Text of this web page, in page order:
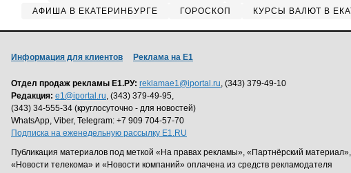
АФИША В ЕКАТЕРИНБУРГЕ
ГОРОСКОП КУРСЫ ВАЛЮТ В
Информация для клиентов Реклама на Е1
Отдел продаж рекламы Е1.РУ: reklamae1@iportal.ru, (343) 379-49-10
Редакция: e1@iportal.ru, (343) 379-49-95,
(343) 34-555-34 (круглосуточно - для новостей)
WhatsApp, Viber, Telegram: +7 909 704-57-70
Подписка на еженедельную рассылку E1.RU
Публикация материалов под меткой «На правах рекламы», «Партнёрский материал»,
«Новости телекома» и «Новости компаний» оплачена из средств рекламодателя